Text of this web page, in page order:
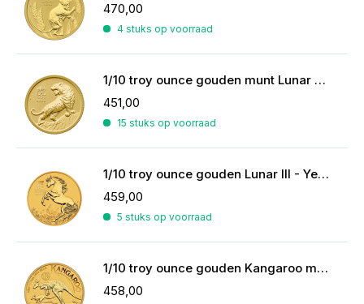
470,00
4 stuks op voorraad
1/10 troy ounce gouden munt Lunar Year of the Tiger 2022
451,00
15 stuks op voorraad
1/10 troy ounce gouden Lunar III - Year of the Horse 2026
459,00
5 stuks op voorraad
1/10 troy ounce gouden Kangaroo munt 2026
458,00